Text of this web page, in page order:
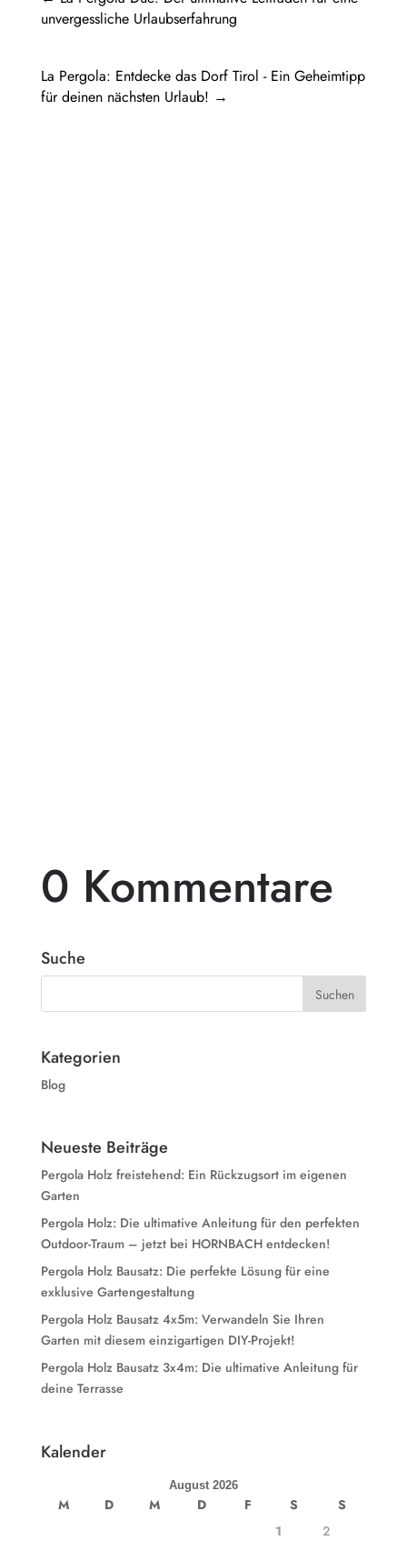
unvergessliche Urlaubserfahrung
La Pergola: Entdecke das Dorf Tirol - Ein Geheimtipp
für deinen nächsten Urlaub! →
0 Kommentare
Suche
Kategorien
Blog
Neueste Beiträge
Pergola Holz freistehend: Ein Rückzugsort im eigenen
Garten
Pergola Holz: Die ultimative Anleitung für den perfekten
Outdoor-Traum – jetzt bei HORNBACH entdecken!
Pergola Holz Bausatz: Die perfekte Lösung für eine
exklusive Gartengestaltung
Pergola Holz Bausatz 4x5m: Verwandeln Sie Ihren
Garten mit diesem einzigartigen DIY-Projekt!
Pergola Holz Bausatz 3x4m: Die ultimative Anleitung für
deine Terrasse
Kalender
August 2026
M D M D F S
S
1
2